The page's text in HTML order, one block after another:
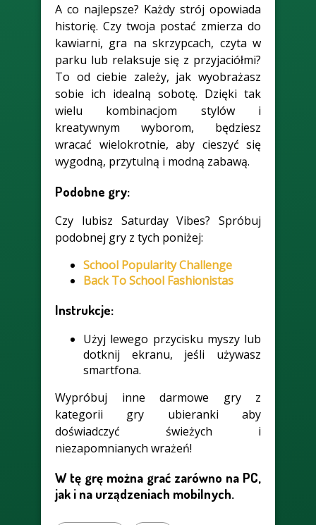
A co najlepsze? Każdy strój opowiada
historię. Czy twoja postać zmierza do
kawiarni, gra na skrzypcach, czyta w
parku lub relaksuje się z przyjaciółmi?
To od ciebie zależy, jak wyobrażasz
sobie ich idealną sobotę. Dzięki tak
wielu kombinacjom stylów i
kreatywnym wyborom, będziesz
wracać wielokrotnie, aby cieszyć się
wygodną, przytulną i modną zabawą.
Podobne gry:
Czy lubisz Saturday Vibes? Spróbuj
podobnej gry z tych poniżej:
School Popularity Challenge
Back To School Fashionistas
Instrukcje:
Użyj lewego przycisku myszy lub
dotknij ekranu, jeśli używasz
smartfona.
Wypróbuj inne darmowe gry z
kategorii gry ubieranki aby
doświadczyć świeżych i
niezapomnianych wrażeń!
W tę grę można grać zarówno na PC,
jak i na urządzeniach mobilnych.